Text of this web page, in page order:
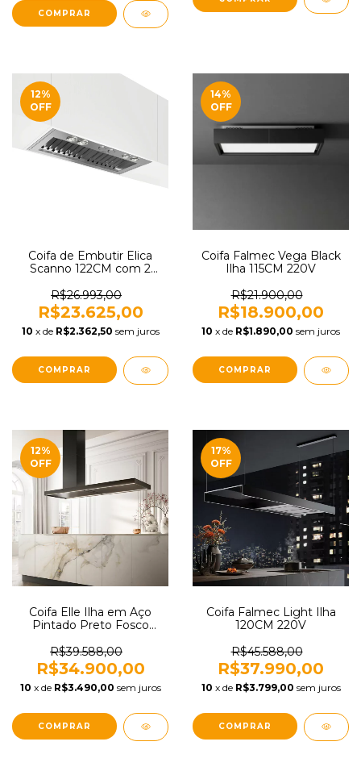
12%
OFF
Coifa de Embutir Elica
Scanno 122CM com 2
Baixo Ruído 127V
R$26.993,00
R$23.625,00
10 x de R$2.362,50 sem juros
14%
OFF
Coifa Falmec Vega Black
Ilha 115CM 220V
R$21.900,00
R$18.900,00
10 x de R$1.890,00 sem juros
12%
OFF
Coifa Elle Ilha em Aço
Pintado Preto Fosco
R$39.588,00
R$34.900,00
10 x de R$3.490,00 sem juros
17%
OFF
Coifa Falmec Light Ilha
120CM 220V
R$45.588,00
R$37.990,00
10 x de R$3.799,00 sem juros